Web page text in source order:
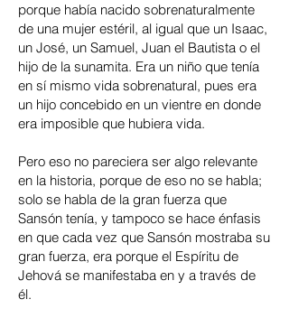
porque había nacido sobrenaturalmente
de una mujer estéril, al igual que un Isaac,
un José, un Samuel, Juan el Bautista o el
hijo de la sunamita. Era un niño que tenía
en sí mismo vida sobrenatural, pues era
un hijo concebido en un vientre en donde
era imposible que hubiera vida.
Pero eso no pareciera ser algo relevante
en la historia, porque de eso no se habla;
solo se habla de la gran fuerza que
Sansón tenía, y tampoco se hace énfasis
en que cada vez que Sansón mostraba su
gran fuerza, era porque el Espíritu de
Jehová se manifestaba en y a través de
él.